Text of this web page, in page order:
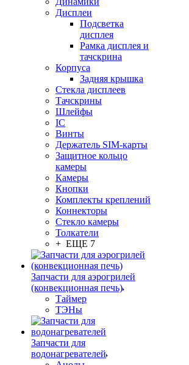
Дисплеи
Подсветка
дисплея
Рамка дисплея и
тачскрина
Корпуса
Задняя крышка
Стекла дисплеев
Тачскрины
Шлейфы
IC
Винты
Держатель SIM-карты
Защитное кольцо
камеры
Камеры
Кнопки
Комплекты креплений
Коннекторы
Стекло камеры
Толкатели
+ ЕЩЕ 7
Запчасти для аэрогрилей
(конвекционная печь)
Таймер
ТЭНы
Запчасти для
водонагревателей